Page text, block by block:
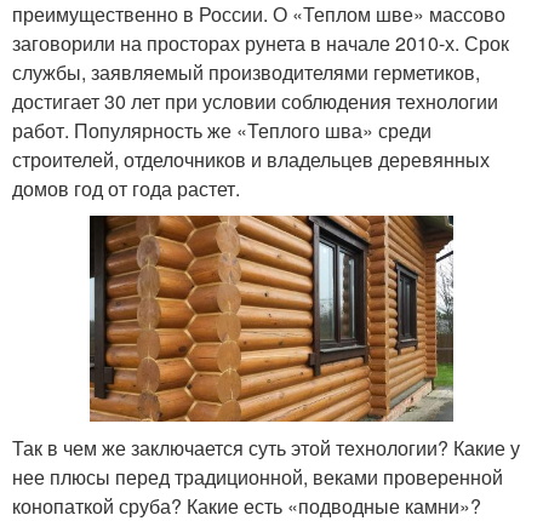
преимущественно в России. О «Теплом шве» массово
заговорили на просторах рунета в начале 2010-х. Срок
службы, заявляемый производителями герметиков,
достигает 30 лет при условии соблюдения технологии
работ. Популярность же «Теплого шва» среди
строителей, отделочников и владельцев деревянных
домов год от года растет.
Так в чем же заключается суть этой технологии? Какие у
нее плюсы перед традиционной, веками проверенной
конопаткой сруба? Какие есть «подводные камни»?